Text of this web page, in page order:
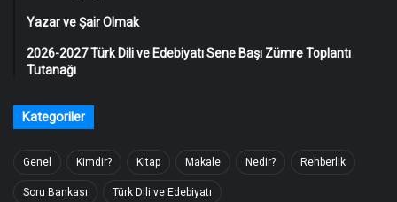
Yazar ve Şair Olmak
2026-2027 Türk Dili ve Edebiyatı Sene Başı Zümre Toplantı
Tutanağı
Kategoriler
Genel Kimdir? Kitap Makale Nedir? Rehberlik
Soru Bankası Türk Dili ve Edebiyatı